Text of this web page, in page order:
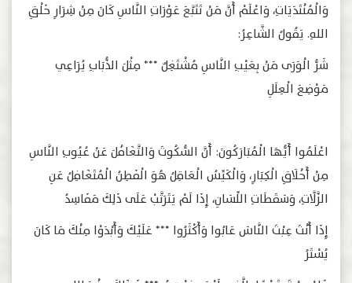
وَالْمُنْتَدَيَاتِ، وَاعْلَمْ أَنَّ مَنْ تَتَبَّعَ عَوْرَاتِ النَّاسِ كَانَ مِنْ شِرَارِ خَلْقِ
اللهِ. يَقُولُ الشَّاعِرُ:
شَرُّ الْوَرَى مَنْ بِعَيْبِ النَّاسِ مُشْتَغِلٌ *** مِثْلَ الذُّبَابِ يُرَاعِي
مَوْضِعَ الْعِلَلِ
اعْلَمُوا أَيُّهَا الْمُبَارَكُونَ: أَنَّ السُّكُوتَ وَالتَّغَافُلَ عَنْ عُيُوبِ النَّاسِ
مِنْ أَخْلَاقِ الْكِبَارِ، وَالْكَيِّسُ الْعَاقِلُ هُوَ الْفَطِنُ الْمُتَغَافِلُ عَنِ
الزَّلَّاتِ، وَسَقَطَاتِ اللِّسَانِ، إِذَا لَمْ يَتَرَتَّبْ عَلَى ذَلِكَ مَفَاسِدُ
إِذَا أَنْتَ عِبْتَ النَّاسَ عَابُوا وَأَكْثَرُوا *** عَلَيْكَ وَأَبْدَوْا مِنْكَ مَا كَانَ
يُسْتَرُ